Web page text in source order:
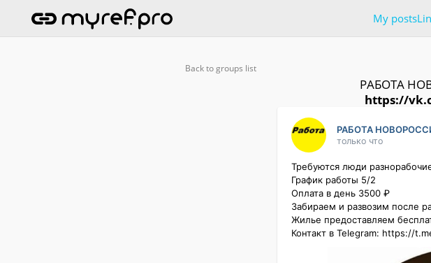
My posts
Back to groups list
РАБОТА
https://
РАБОТА
только что
Требуются люди
График работы 5/2
Оплата в день 3500 ₽
Забираем и развозим после
Жилье предоставляем
Контакт в Telegram: https://